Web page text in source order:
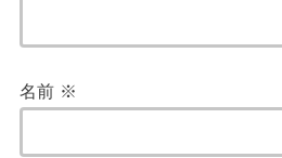
名前 ※